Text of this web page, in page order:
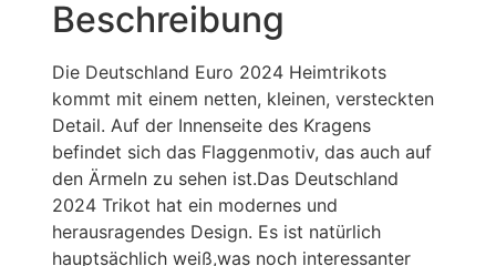
Beschreibung
Die Deutschland Euro 2024 Heimtrikots
kommt mit einem netten, kleinen, versteckten
Detail. Auf der Innenseite des Kragens
befindet sich das Flaggenmotiv, das auch auf
den Ärmeln zu sehen ist.Das Deutschland
2024 Trikot hat ein modernes und
herausragendes Design. Es ist natürlich
hauptsächlich weiß,was noch interessanter